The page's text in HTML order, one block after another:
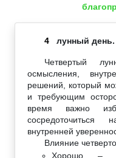
4 лунный день.
Четвертый
осмысления,
решений, который
и требующим
время важно
внутренней
Влияние
Хорошо –